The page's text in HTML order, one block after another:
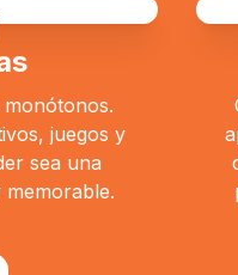
juegos y
sea una
memorable.